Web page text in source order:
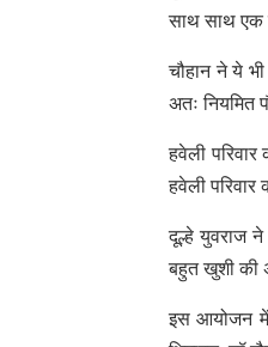
साथ साथ एक
चौहान ने ये
अतः नियमित
हवेली
हवेली
दूल्हे युवराज
बहुत खुशी की
इस आयोजन में